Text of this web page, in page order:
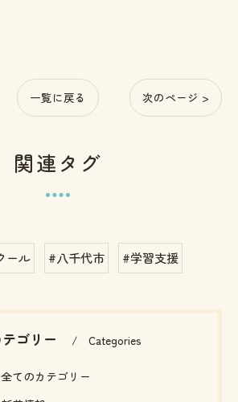
一覧に戻る 次のページ >
関連タグ
ール #八千代市 #学習支援
テゴリー Categories
全てのカテゴリー